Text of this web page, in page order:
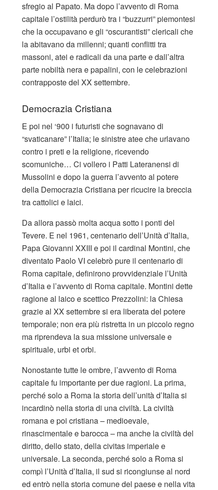
sfregio al Papato. Ma dopo l’avvento di Roma
capitale l’ostilità perdurò tra i “buzzurri” piemontesi
che la occupavano e gli “oscurantisti” clericali che
la abitavano da millenni; quanti conflitti tra
massoni, atei e radicali da una parte e dall’altra
parte nobiltà nera e papalini, con le celebrazioni
contrapposte del XX settembre.
Democrazia Cristiana
E poi nel ‘900 i futuristi che sognavano di
“svaticanare” l’Italia; le sinistre atee che urlavano
contro i preti e la religione, ricevendo
scomuniche… Ci vollero i Patti Lateranensi di
Mussolini e dopo la guerra l’avvento al potere
della Democrazia Cristiana per ricucire la breccia
tra cattolici e laici.
Da allora passò molta acqua sotto i ponti del
Tevere. E nel 1961, centenario dell’Unità d’Italia,
Papa Giovanni XXIII e poi il cardinal Montini, che
diventato Paolo VI celebrò pure il centenario di
Roma capitale, definirono provvidenziale l’Unità
d’Italia e l’avvento di Roma capitale. Montini dette
ragione al laico e scettico Prezzolini: la Chiesa
grazie al XX settembre si era liberata del potere
temporale; non era più ristretta in un piccolo regno
ma riprendeva la sua missione universale e
spirituale, urbi et orbi.
Nonostante tutte le ombre, l’avvento di Roma
capitale fu importante per due ragioni. La prima,
perché solo a Roma la storia dell’unità d’Italia si
incardinò nella storia di una civiltà. La civiltà
romana e poi cristiana – medioevale,
rinascimentale e barocca – ma anche la civiltà del
diritto, dello stato, della civitas imperiale e
universale. La seconda, perché solo a Roma si
compì l’Unità d’Italia, il sud si ricongiunse al nord
ed entrò nella storia comune del paese e nella vita